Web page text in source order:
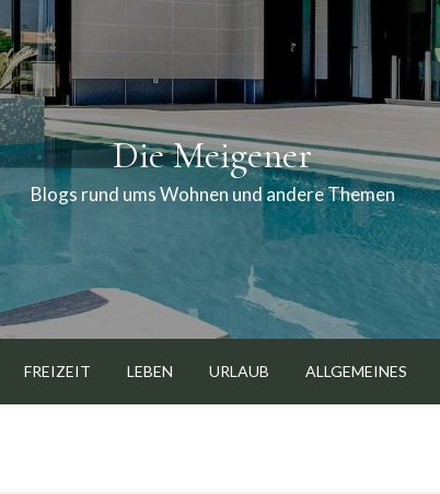
Die Meigener
Blogs rund ums Wohnen und andere Themen
FREIZEIT LEBEN URLAUB ALLGEMEINES